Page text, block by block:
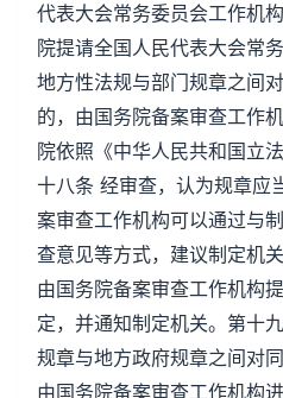
代表大会常务委员会工作机
院提请全国人民代表大会常
地方性法规与部门规章之间
的，由国务院备案审查工作
院依照《中华人民共和国立
十八条 经审查，认为规章应
案审查工作机构可以通过与
查意见等方式，建议制定机
由国务院备案审查工作机构
定，并通知制定机关。第十
规章与地方政府规章之间对
由国务院备案审查工作机构